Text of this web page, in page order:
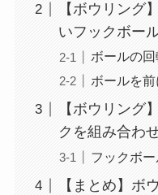
【ボウリング
いフックボー
ボールの
ボールを
【ボウリング
クを組み合わ
フックボ
【まとめ】ボ